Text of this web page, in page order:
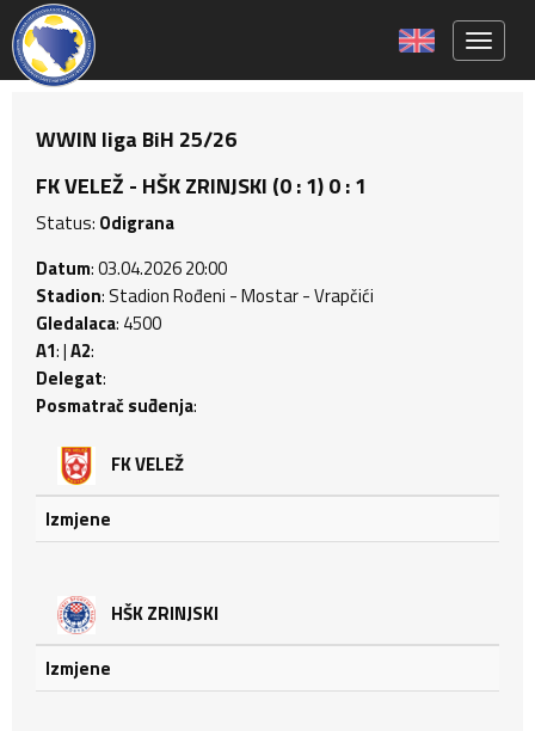
WWIN liga BiH 25/26
FK VELEŽ - HŠK ZRINJSKI (0 : 1) 0 : 1
Status: Odigrana
Datum: 03.04.2026 20:00
Stadion: Stadion Rođeni - Mostar - Vrapčići
Gledalaca: 4500
A1: |A2:
Delegat:
Posmatrač suđenja:
FK VELEŽ
Izmjene
HŠK ZRINJSKI
Izmjene